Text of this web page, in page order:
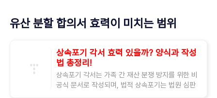
유산 분할 합의서 효력이 미치는 범위
상속포기 각서 효력 있을까? 양식과 작성
법 총정리!
상속포기 각서는 가족 간 재산 분쟁 방지를 위한 비
공식 문서로 작성되며, 법적 상속포기는 법원 심판